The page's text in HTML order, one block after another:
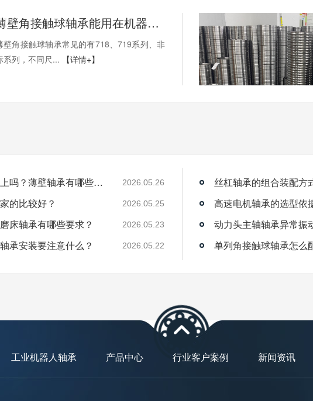
薄壁角接触球轴承能用在机器人上吗？薄壁轴承有哪些优点？
壁角接触球轴承常见的有718、719系列、非
系列，不同尺...
【详情+】
薄壁角接触球轴承能用在机器人上吗？薄壁轴承有哪些优点？ 2026.05.26
的比较好？ 2026.05.25
床轴承有哪些要求？ 2026.05.23
承安装要注意什么？ 2026.05.22
丝杠轴承的组合装配方
高速电机轴承的选型依
动力头主轴轴承异常振
单列角接触球轴承怎么
工业机器人轴承 产品中心 行业客户案例 新闻资讯